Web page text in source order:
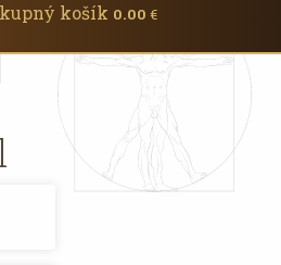
košík 0.00 €